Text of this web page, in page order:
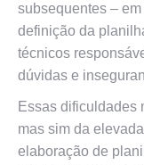
subsequentes –
definição da
técnicos
dúvidas e
Essas dificuldades
mas sim da
elaboração de